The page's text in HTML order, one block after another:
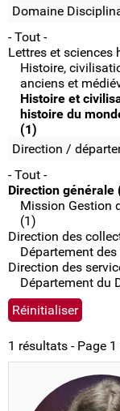
Domaine
- Tout -
Lettres et sciences
Histoire,
anciens et
Histoire et
histoire du
(1)
Direction /
- Tout -
Direction générale
Mission Gestion
(1)
Direction des
Département
Direction des
Département du
1 résultats - Page 1